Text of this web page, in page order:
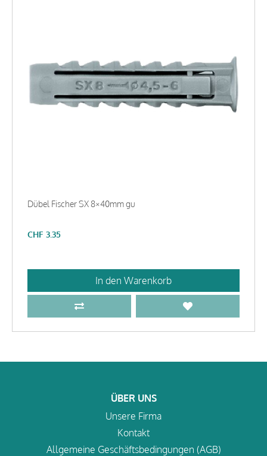
Dübel Fischer SX 8×40mm gu
CHF 3.35
In den Warenkorb
ÜBER UNS
Unsere Firma
Kontakt
Allgemeine Geschäftsbedingungen (AGB)